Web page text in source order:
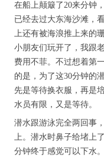
在船上颠簸了20来分钟
已经去过大东海沙滩，
上还有被海浪推上来的
小朋友们玩开了，我跟
费用不菲。不过想着第
的是，为了这30分钟的
先是等待换衣服，再是
水员有限，又是等待。
潜水跟游泳完全两回事
上。潜水时鼻子给堵上
分钟终于感觉可以下水